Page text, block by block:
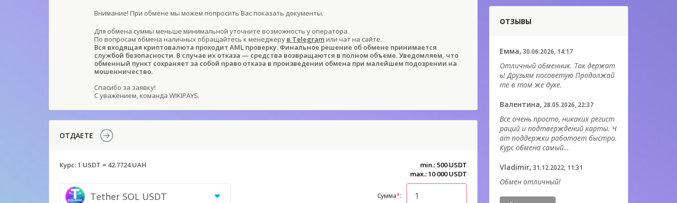
Внимание! При обмене мы можем попросить Вас показать документы.
Для обмена суммы меньше минимальной уточните возможность у оператора.
По вопросам обмена наличных обращайтесь к менеджеру в Telegram или чат на сайте.
Вся входящая криптовалюта проходит AML проверку. Финальное решение об обмене принимается
службой безопасности. В случае их отказа — средства возвращаются в полном объеме. Уведомляем, что
обменный пункт сохраняет за собой право отказа в произведении обмена при малейшем подозрении на
мошенничество.
Спасибо за заявку!
С уважением, команда WIKIPAYS.
ОТДАЕТЕ
Курс:1 USDT = 42.7724 UAH
min.: 500 USDT
max.: 10 000 USDT
Tether SOL USDT Сумма*:
ОТЗЫВЫ
Емма, 30.06.2026, 14:17
Отличный обменник. Так держат
ь! Друзьям посоветую Продолжай
те в том же духе.
Валентина, 28.05.2026, 22:37
Все очень просто, никаких регист
раций и подтверждений карты. Ч
ат поддержки работает быстро.
Курс обмена самый…
Vladimir, 31.12.2022, 11:31
Обмен отличный!